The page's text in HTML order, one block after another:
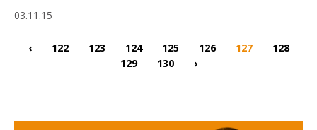
03.11.15
‹ 122 123 124 125 126 127
128
129
130 ›